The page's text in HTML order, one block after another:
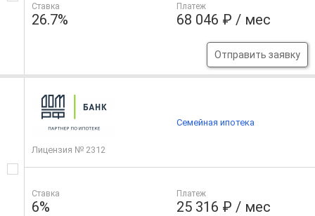
Ставка
26.7%
Платеж
68 046 ₽ / мес
Отправить заявку
Лицензия № 2312
Ставка
6%
Платеж
25 316 ₽ / мес
Семейная ипотека